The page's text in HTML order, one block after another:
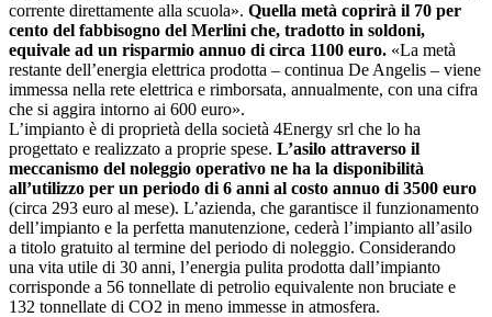
corrente direttamente alla scuola». Quella metà coprirà il 70 per
cento del fabbisogno del Merlini che, tradotto in soldoni,
equivale ad un risparmio annuo di circa 1100 euro. «La metà
restante dell’energia elettrica prodotta – continua De Angelis – viene
immessa nella rete elettrica e rimborsata, annualmente, con una cifra
che si aggira intorno ai 600 euro».
L’impianto è di proprietà della società 4Energy srl che lo ha
progettato e realizzato a proprie spese. L’asilo attraverso il
meccanismo del noleggio operativo ne ha la disponibilità
all’utilizzo per un periodo di 6 anni al costo annuo di 3500 euro
(circa 293 euro al mese). L’azienda, che garantisce il funzionamento
dell’impianto e la perfetta manutenzione, cederà l’impianto all’asilo
a titolo gratuito al termine del periodo di noleggio. Considerando
una vita utile di 30 anni, l’energia pulita prodotta dall’impianto
corrisponde a 56 tonnellate di petrolio equivalente non bruciate e
132 tonnellate di CO2 in meno immesse in atmosfera.